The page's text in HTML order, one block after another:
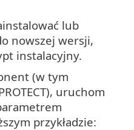
lub
nowszej wersji,
instalacyjny.
(w tym
uruchom
przykładzie: